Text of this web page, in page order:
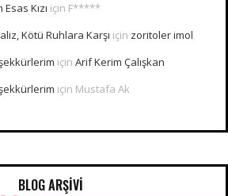
Kızı için F*****
Kötü Ruhlara Karşı için zoritoler imol
için Arif Kerim Çalışkan
için Mustafa Ak
BLOG ARŞİVİ